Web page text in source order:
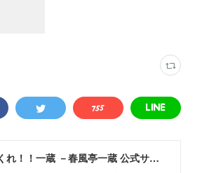
まくれ！！一蔵 －春風亭一蔵 公式サイト－